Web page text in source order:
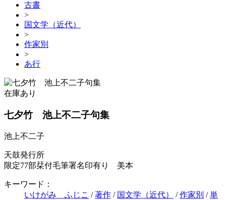
古書
>
国文学（近代）
>
作家別
>
あ行
在庫あり
七夕竹 池上不二子句集
池上不二子
天鼓発行所
限定77部栞付毛筆署名印有り 美本
キーワード：
いけがみ ふじこ /著作 / 国文学（近代） /作家別 /単